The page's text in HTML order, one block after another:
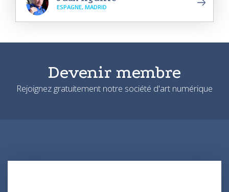
ESPAGNE, MADRID
Devenir membre
Rejoignez gratuitement notre société d'art numérique